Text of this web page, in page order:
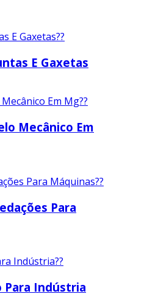
E Gaxetas
Mecânico Em
Para
Para Indústria